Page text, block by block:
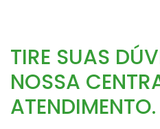
TIRE SUAS
NOSSA
ATENDIMENTO.